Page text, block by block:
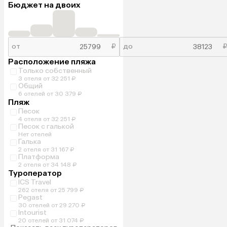
Бюджет на двоих
от ₽ до ₽
Расположение пляжа
Только собственный
3 отеля от 32 251 ₽
Общий
6 отелей от 30 379 ₽
Пляж
Песок
4 отеля от 32 251 ₽
Песок с галькой
Нет отелей
Галька
2 отеля от 31 167 ₽
Платформа
2 отеля от 34 148 ₽
Туроператор
ICS Travel
262 отеля от 25 799 ₽
Pegast
30 отелей от 29 270 ₽
Intourist
20 отелей от 31 074 ₽